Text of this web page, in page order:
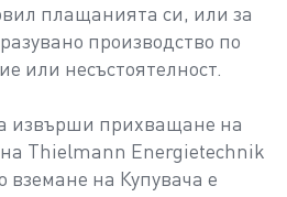
плащанията си, или за
производство по
или несъстоятелност.
извърши прихващане на
Thielmann Energietechnik
вземане на Купувача е